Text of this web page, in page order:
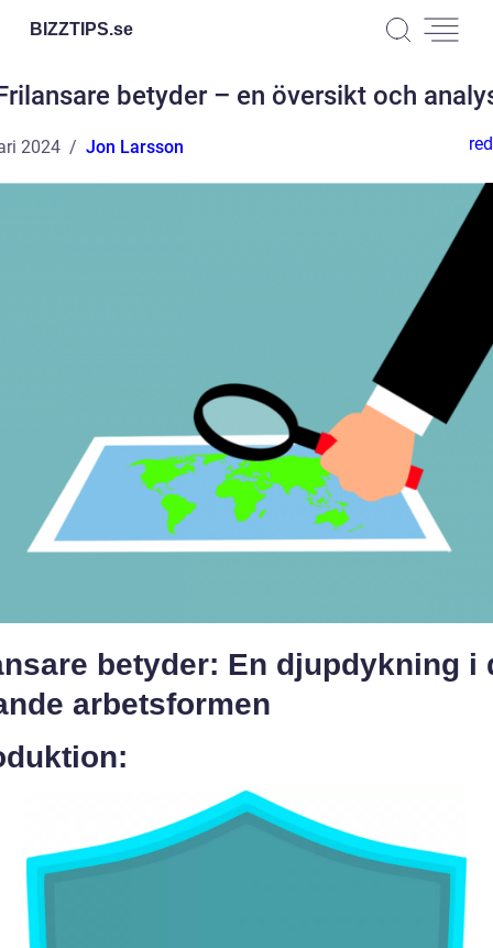
BIZZTIPS.se
betyder – en översikt och
2024 Jon Larsson
betyder: En djupdykning i
arbetsformen